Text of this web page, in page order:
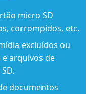
micro SD
corrompidos, etc.
excluídos ou
arquivos de
documentos